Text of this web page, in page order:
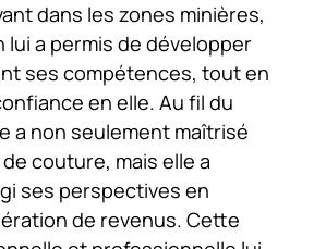
dans les zones minières,
a permis de développer
ses compétences, tout en
en elle. Au fil du
a non seulement maîtrisé
couture, mais elle a
ses perspectives en
de revenus. Cette